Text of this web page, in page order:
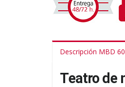
Descripción MBD
Teatro de